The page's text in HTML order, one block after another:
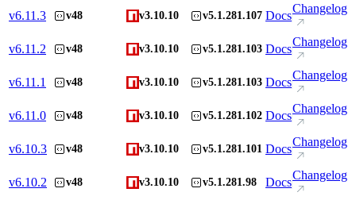
v6.11.3 v48 v3.10.10 v5.1.281.107 Docs
Changelog
v6.11.2 v48 v3.10.10 v5.1.281.103 Docs
Changelog
v6.11.1 v48 v3.10.10 v5.1.281.103 Docs
Changelog
v6.11.0 v48 v3.10.10 v5.1.281.102 Docs
Changelog
v6.10.3 v48 v3.10.10 v5.1.281.101 Docs
Changelog
v6.10.2 v48 v3.10.10 v5.1.281.98 Docs
Changelog